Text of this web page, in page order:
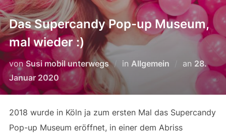
Das Supercandy Pop-up Museum,
mal wieder :)
vonSusi mobil unterwegs in Allgemein an
am
28.
Januar 2020
2018 wurde in Köln ja zum ersten Mal das Supercandy
Pop-up Museum eröffnet, in einer dem Abriss